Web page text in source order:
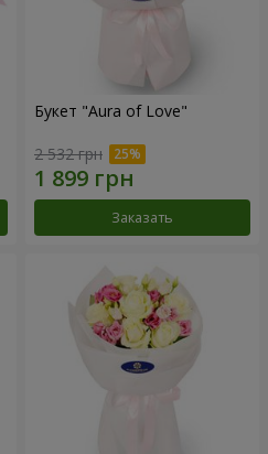
Букет "Aura of Love"
2 532 грн
Заказать